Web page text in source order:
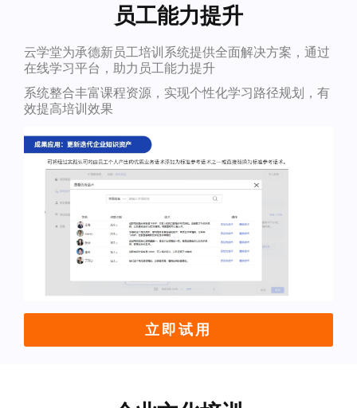
员工能力提升
云学堂为承德新员工培训系统提供全面解决方案，通过
在线学习平台，助力员工能力提升
系统整合丰富课程资源，实现个性化学习路径规划，有
效提高培训效果
立即试用